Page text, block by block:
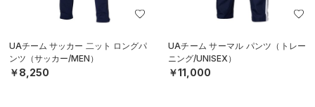
UAチーム サッカー 二ット ロングパ
ンツ（サッカー/MEN）
￥8,250
UAチーム サーマル パンツ（トレー
ニング/UNISEX）
￥11,000